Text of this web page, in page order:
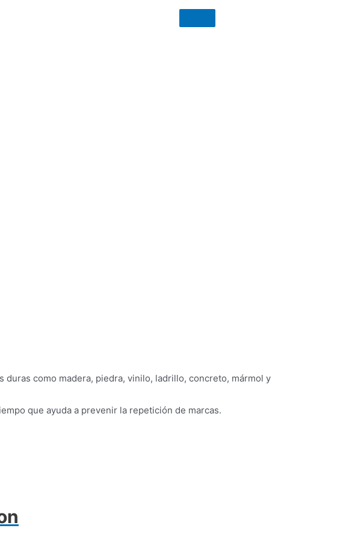
como madera, piedra, vinilo, ladrillo, concreto, mármol y
que ayuda a prevenir la repetición de marcas.